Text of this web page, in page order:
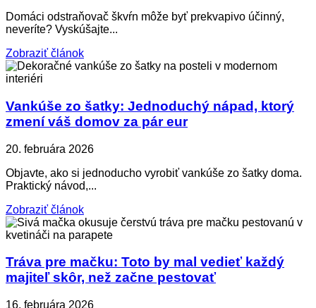
Domáci odstraňovač škvŕn môže byť prekvapivo účinný,
neveríte? Vyskúšajte...
Zobraziť článok
Vankúše zo šatky: Jednoduchý nápad, ktorý
zmení váš domov za pár eur
20. februára 2026
Objavte, ako si jednoducho vyrobiť vankúše zo šatky doma.
Praktický návod,...
Zobraziť článok
Tráva pre mačku: Toto by mal vedieť každý
majiteľ skôr, než začne pestovať
16. februára 2026